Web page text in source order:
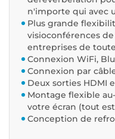
n'importe qui avec
Plus grande
visioconférences
entreprises de
Connexion WiFi,
Connexion par
Deux sorties HDMI
Montage flexible
votre écran (tout
Conception de